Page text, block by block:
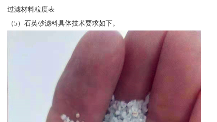
过滤材料粒度表
（5）石英砂滤料具体技术要求如下。